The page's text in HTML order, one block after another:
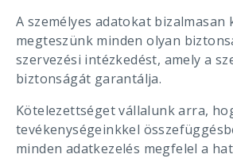
A személyes adatokat bizalmasan
megteszünk minden olyan
szervezési intézkedést, amely a
biztonságát garantálja.
Kötelezettséget vállalunk arra,
tevékenységeinkkel
minden adatkezelés megfelel a